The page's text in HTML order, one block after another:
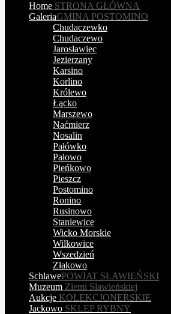
Home STRONA GŁÓWNA
GaleriaGMINA POSTOMINO
Chudaczewko
Chudaczewo
Jarosławiec
Jezierzany
Karsino
Korlino
Królewo
Łącko
Marszewo
Naćmierz
Nosalin
Pałówko
Pałowo
Pieńkowo
Pieszcz
Postomino
Ronino
Rusinowo
Staniewice
Wicko Morskie
Wilkowice
Wszedzień
Złakowo
SchlawePOWIAT SŁAWIEŃSKI
Muzeum Ziemi Sławieńskiej
Aukcje KOLEKCJONERSKIE
Jackowo SKLEP RYBNY